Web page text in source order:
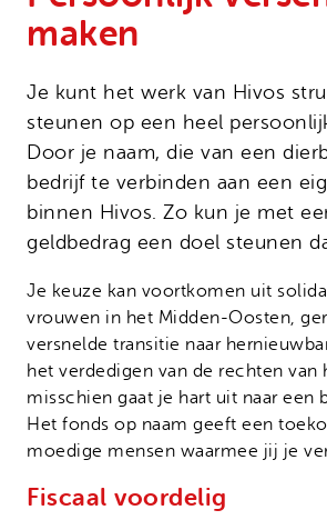
maken
Je kunt het werk van Hivos
steunen op een heel
Door je naam, die van een
bedrijf te verbinden aan een
binnen Hivos. Zo kun je met
geldbedrag een doel steunen
Je keuze kan voortkomen uit
vrouwen in het Midden-Oosten,
versnelde transitie naar
het verdedigen van de rechten van
misschien gaat je hart uit naar een
Het fonds op naam geeft een
moedige mensen waarmee jij je
Fiscaal voordelig
Noodfonds voor activisten
Onze successen
Jaarverslag
Veelgestelde vragen
Contact